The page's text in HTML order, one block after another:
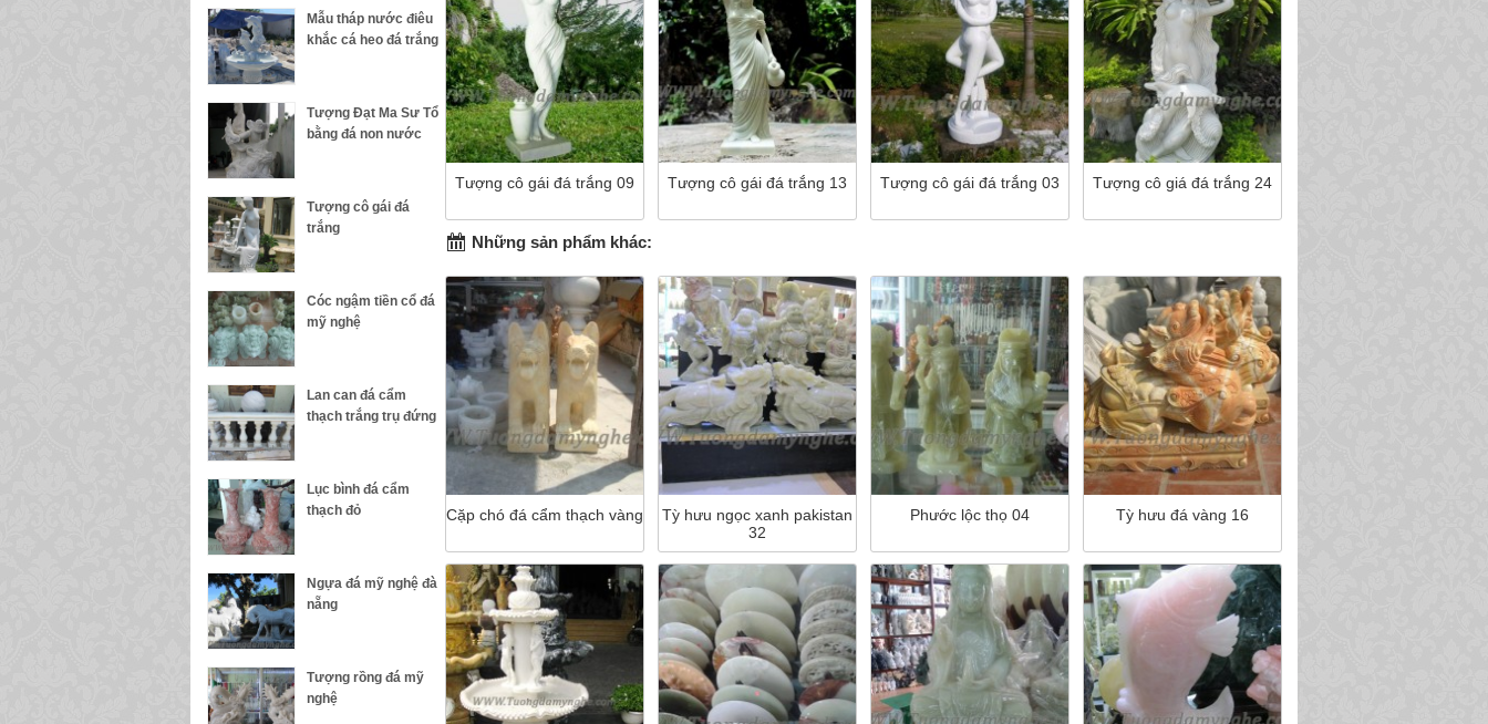
Tượng cô gái đá trắng 09 Tượng cô gái đá trắng 13 Tượng cô gái đá trắng 03 Tượng cô giá đá trắng 24
Những sản phẩm khác:
Cặp chó đá cẩm thạch vàng
Tỳ hưu ngọc xanh pakistan
32
Phước lộc thọ 04 Tỳ hưu đá vàng 16
Mẫu tháp nước điêu
khắc cá heo đá trắng
Tượng Đạt Ma Sư Tổ
bằng đá non nước
Tượng cô gái đá
trắng
Cóc ngậm tiền cổ đá
mỹ nghệ
Lan can đá cẩm
thạch trắng trụ đứng
Lục bình đá cẩm
thạch đỏ
Ngựa đá mỹ nghệ đà
nẵng
Tượng rồng đá mỹ
nghệ